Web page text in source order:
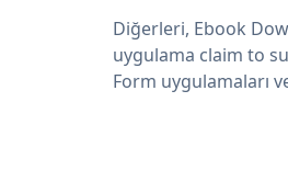
Diğerleri, Ebook
uygulama claim to
Form uygulamaları